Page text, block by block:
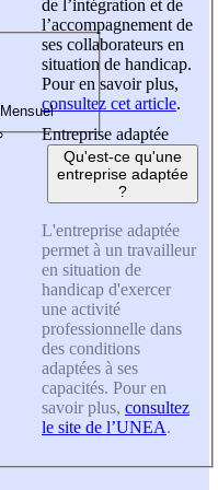
de l’intégration et de
l’accompagnement de
ses collaborateurs en
situation de handicap.
Pour en savoir plus,
consultez cet article.
Entreprise adaptée
Qu'est-ce qu'une
entreprise adaptée
?
L'entreprise adaptée
permet à un travailleur
en situation de
handicap d'exercer
une activité
professionnelle dans
des conditions
adaptées à ses
capacités. Pour en
savoir plus, consultez
le site de l’UNEA.